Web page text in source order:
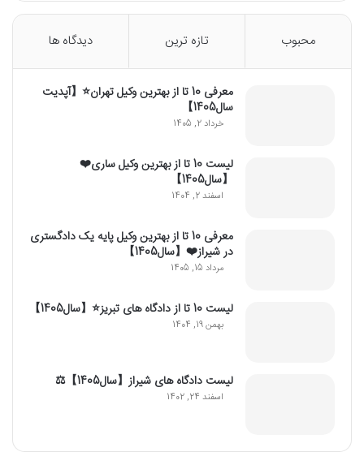
محبوب تازه ترین دیدگاه ها
معرفی 10 تا از بهترین وکیل تهران⭐【آپدیت
سال1405】
خرداد 2, 1405
لیست 10 تا از بهترین وکیل ساری❤️
【سال1405】
اسفند 2, 1404
معرفی 10 تا از بهترین وکیل پایه یک دادگستری
در شیراز❤️【سال1405】
مرداد 15, 1405
لیست 10 تا از دادگاه های تبریز⭐【سال1405】
بهمن 19, 1404
لیست دادگاه های شیراز【سال1405】⚖️
اسفند 24, 1402